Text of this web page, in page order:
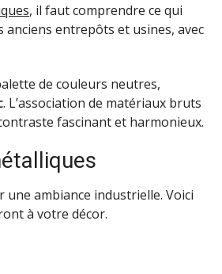
, il faut comprendre ce qui
entrepôts et usines, avec
de couleurs neutres,
. L’association de matériaux bruts
fascinant et harmonieux.
ambiance industrielle. Voici
à votre décor.